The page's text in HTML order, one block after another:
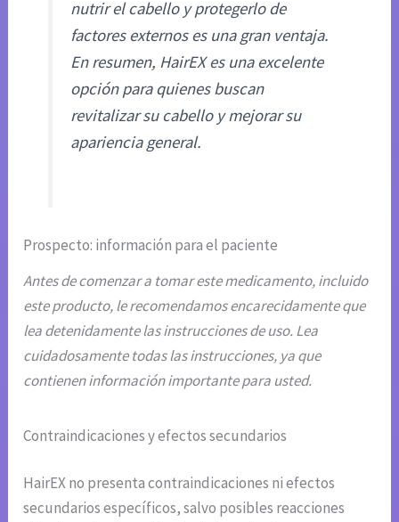
nutrir el cabello y protegerlo de
factores externos es una gran ventaja.
En resumen, HairEX es una excelente
opción para quienes buscan
revitalizar su cabello y mejorar su
apariencia general.
Prospecto: información para el paciente
Antes de comenzar a tomar este medicamento, incluido
este producto, le recomendamos encarecidamente que
lea detenidamente las instrucciones de uso. Lea
cuidadosamente todas las instrucciones, ya que
contienen información importante para usted.
Contraindicaciones y efectos secundarios
HairEX no presenta contraindicaciones ni efectos
secundarios específicos, salvo posibles reacciones